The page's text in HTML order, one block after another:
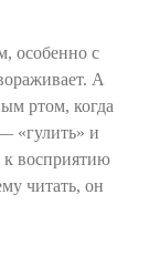
особенно с
А
ртом, когда
«гулить» и
к восприятию
читать, он